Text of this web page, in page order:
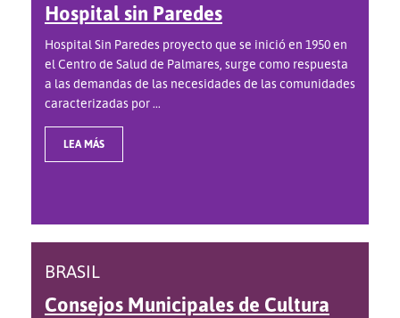
Hospital sin Paredes
Hospital Sin Paredes proyecto que se inició en 1950 en
el Centro de Salud de Palmares, surge como respuesta
a las demandas de las necesidades de las comunidades
caracterizadas por ...
LEA MÁS
BRASIL
Consejos Municipales de Cultura